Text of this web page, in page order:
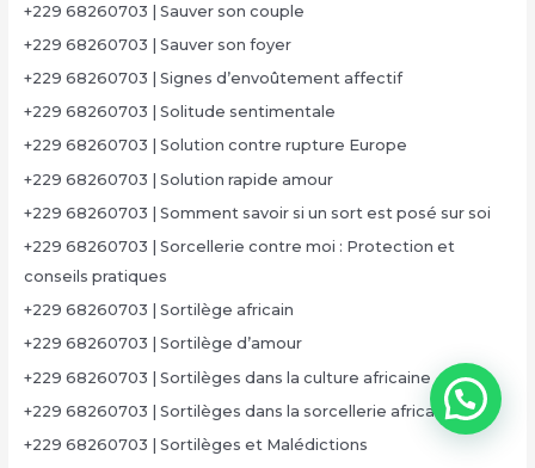
+229 68260703 | Sauver son couple
+229 68260703 | Sauver son foyer
+229 68260703 | Signes d’envoûtement affectif
+229 68260703 | Solitude sentimentale
+229 68260703 | Solution contre rupture Europe
+229 68260703 | Solution rapide amour
+229 68260703 | Somment savoir si un sort est posé sur soi
+229 68260703 | Sorcellerie contre moi : Protection et
conseils pratiques
+229 68260703 | Sortilège africain
+229 68260703 | Sortilège d’amour
+229 68260703 | Sortilèges dans la culture africaine
+229 68260703 | Sortilèges dans la sorcellerie africaine
+229 68260703 | Sortilèges et Malédictions